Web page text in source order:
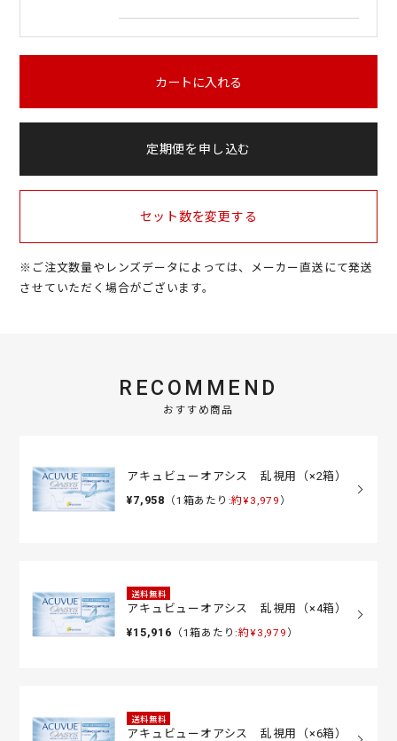
カートに入れる
定期便を申し込む
セット数を変更する
※ご注文数量やレンズデータによっては、メーカー直送にて発送
させていただく場合がございます。
RECOMMEND
おすすめ商品
アキュビューオアシス 乱視用（×2箱）
¥7,958 （1箱あたり:約¥3,979 ）
送料無料
アキュビューオアシス 乱視用（×4箱）
¥15,916 （1箱あたり:約¥3,979 ）
送料無料
アキュビューオアシス 乱視用（×6箱）